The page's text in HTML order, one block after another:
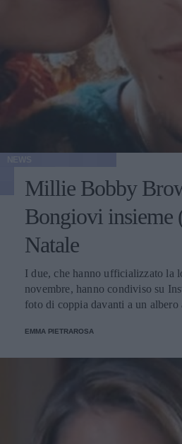
Millie Bobby
Bongiovi insieme
Natale
I due, che hanno ufficializzato la
novembre, hanno condiviso su
foto di coppia davanti a un albero
EMMA PIETRAROSA